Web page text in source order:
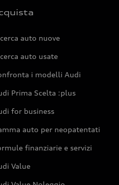
auto nuove
auto usate
i modelli Audi
Prima Scelta :plus
for business
auto per neopatentati
finanziarie e servizi
Value